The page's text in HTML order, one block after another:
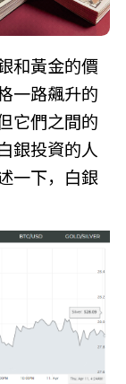
和黃金的價
一路飆升的
它們之間的
銀投資的人
一下，白銀